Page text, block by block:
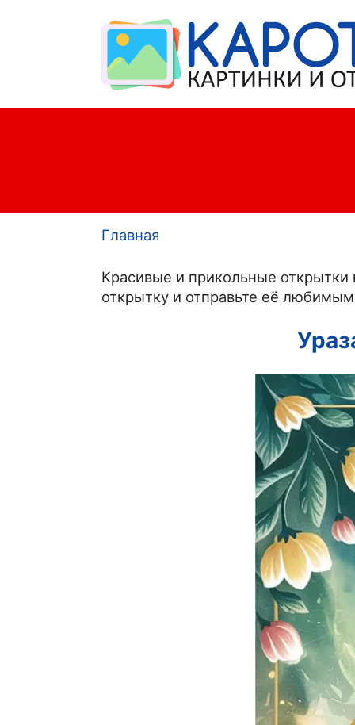
навигации
Главная
Красивые и прикольные
открытку и отправьте её